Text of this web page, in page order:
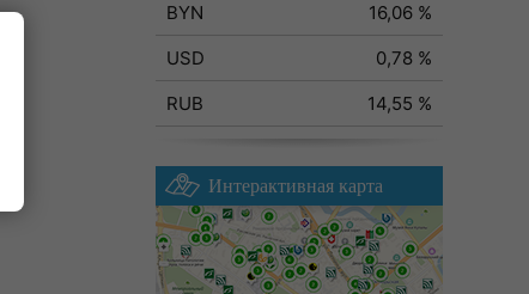
BYN
16,06 %
USD
0,78 %
RUB
14,55 %
Интерактивная карта